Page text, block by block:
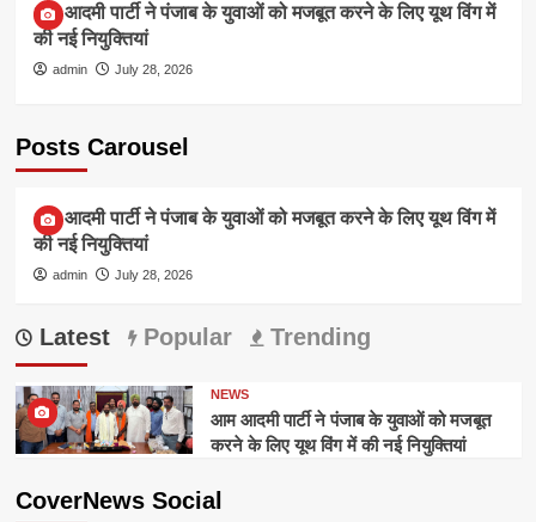
आम आदमी पार्टी ने पंजाब के युवाओं को मजबूत करने के लिए यूथ विंग में
की नई नियुक्तियां
admin July 28, 2026
Posts Carousel
NEWS
आम आदमी पार्टी ने पंजाब के युवाओं को मजबूत करने के लिए यूथ विंग में
की नई नियुक्तियां
admin July 28, 2026
Latest Popular Trending
NEWS
आम आदमी पार्टी ने पंजाब के युवाओं को मजबूत
करने के लिए यूथ विंग में की नई नियुक्तियां
CoverNews Social